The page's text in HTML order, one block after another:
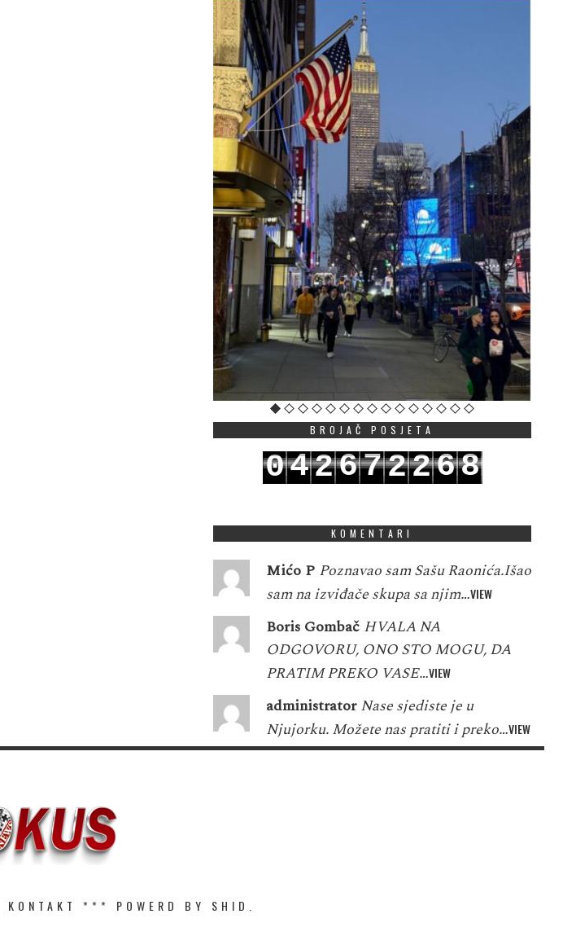
BROJAČ POSJETA
042672268
KOMENTARI
Mićo P Poznavao sam Sašu Raonića.Išao
sam na izviđače skupa sa njim…VIEW
Boris Gombač HVALA NA
ODGOVORU, ONO STO MOGU, DA
PRATIM PREKO VASE…VIEW
administrator Nase sjediste je u
Njujorku. Možete nas pratiti i preko…VIEW
KONTAKT *** POWERD BY SHID.